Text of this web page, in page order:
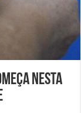
nesta